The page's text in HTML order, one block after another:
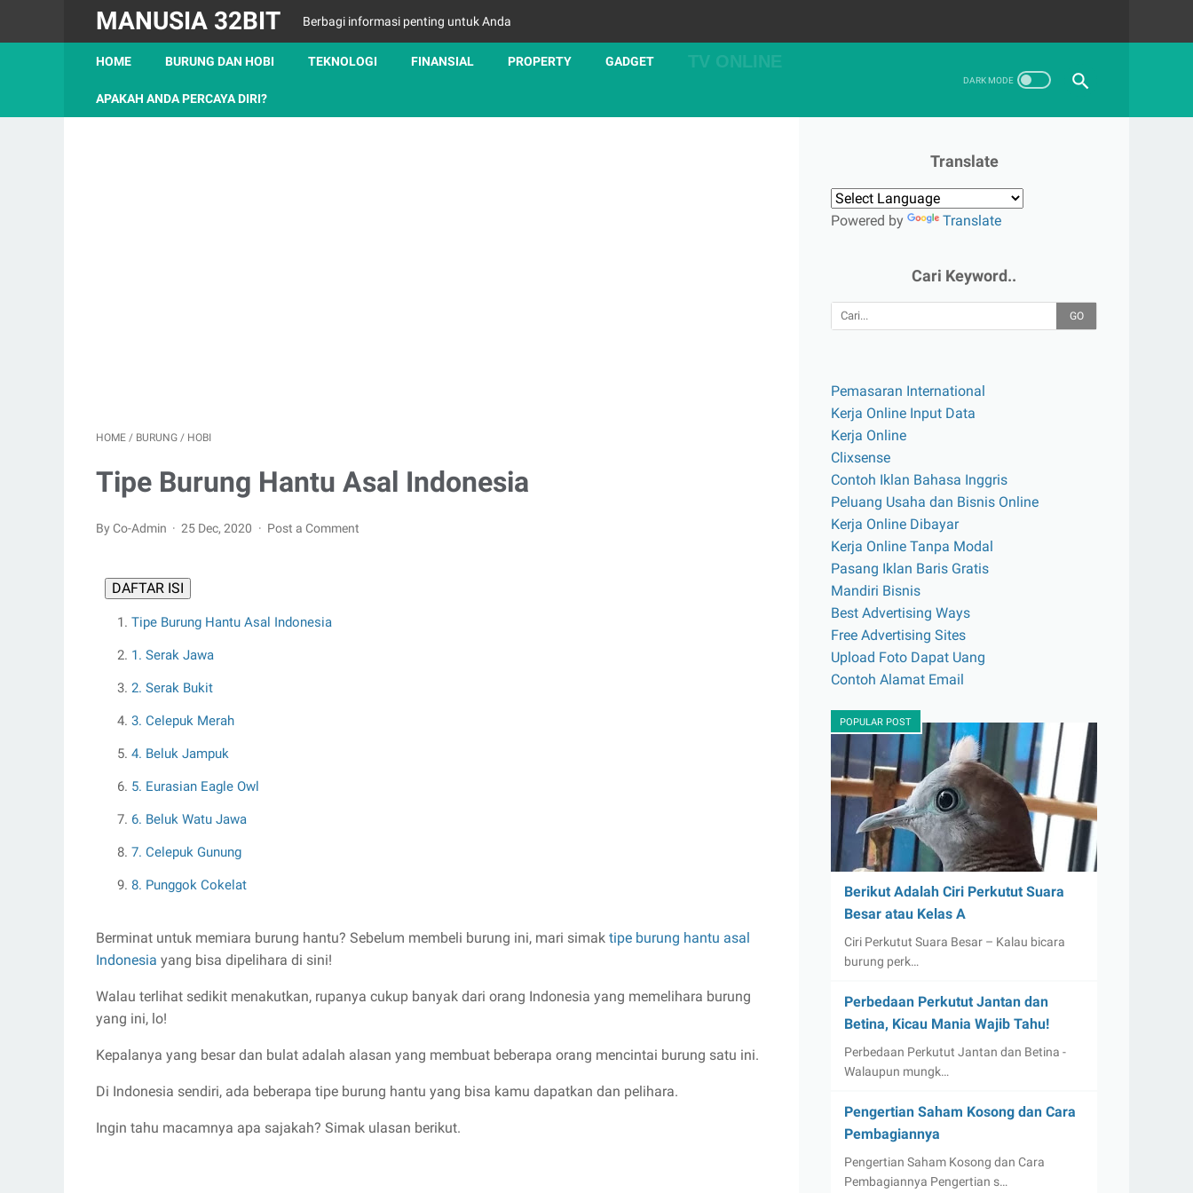
MANUSIA 32BIT Berbagi informasi penting untuk Anda
HOME BURUNG DAN HOBI TEKNOLOGI FINANSIAL PROPERTY GADGET TV ONLINE
APAKAH ANDA PERCAYA DIRI?
HOME / BURUNG / HOBI
Tipe Burung Hantu Asal Indonesia
By Co-Admin 25 Dec, 2020 Post a Comment
DAFTAR ISI
Tipe Burung Hantu Asal Indonesia
1. Serak Jawa
2. Serak Bukit
3. Celepuk Merah
4. Beluk Jampuk
5. Eurasian Eagle Owl
6. Beluk Watu Jawa
7. Celepuk Gunung
8. Punggok Cokelat
Berminat untuk memiara burung hantu? Sebelum membeli burung ini, mari simak tipe burung hantu asal
Indonesia yang bisa dipelihara di sini!
Walau terlihat sedikit menakutkan, rupanya cukup banyak dari orang Indonesia yang memelihara burung
yang ini, lo!
Kepalanya yang besar dan bulat adalah alasan yang membuat beberapa orang mencintai burung satu ini.
Di Indonesia sendiri, ada beberapa tipe burung hantu yang bisa kamu dapatkan dan pelihara.
Ingin tahu macamnya apa sajakah? Simak ulasan berikut.
Translate
Powered by Translate
Cari Keyword..
GO
Pemasaran International
Kerja Online Input Data
Kerja Online
Clixsense
Contoh Iklan Bahasa Inggris
Peluang Usaha dan Bisnis Online
Kerja Online Dibayar
Kerja Online Tanpa Modal
Pasang Iklan Baris Gratis
Mandiri Bisnis
Best Advertising Ways
Free Advertising Sites
Upload Foto Dapat Uang
Contoh Alamat Email
POPULAR POST
Berikut Adalah Ciri Perkutut Suara
Besar atau Kelas A
Ciri Perkutut Suara Besar – Kalau bicara
burung perk…
Perbedaan Perkutut Jantan dan
Betina, Kicau Mania Wajib Tahu!
Perbedaan Perkutut Jantan dan Betina -
Walaupun mungk…
Pengertian Saham Kosong dan Cara
Pembagiannya
Pengertian Saham Kosong dan Cara
Pembagiannya Pengertian s…